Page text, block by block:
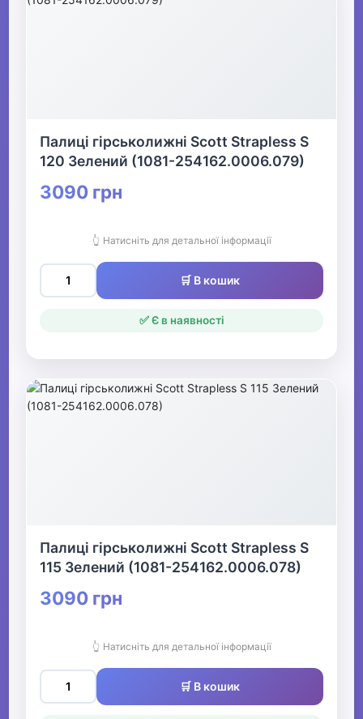
Палиці гірськолижні Scott Strapless S
120 Зелений (1081-254162.0006.079)
3090 грн
👆 Натисніть для детальної інформації
🛒 В кошик
✅ Є в наявності
Палиці гірськолижні Scott Strapless S
115 Зелений (1081-254162.0006.078)
3090 грн
👆 Натисніть для детальної інформації
🛒 В кошик